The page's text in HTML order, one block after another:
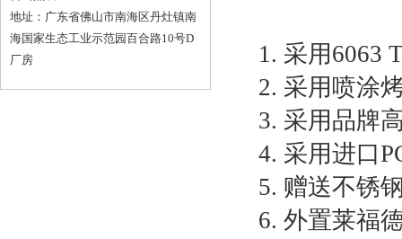
地址：广东省佛山市南海区丹灶镇南
海国家生态工业示范园百合路10号D
厂房
1. 采用6063
2. 采用喷涂
3. 采用品牌
4. 采用进口
5. 赠送不锈
6. 外置莱福